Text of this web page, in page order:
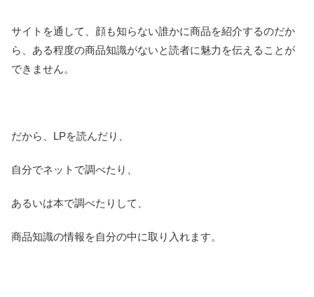
サイトを通して、顔も知らない誰かに商品を紹介するのだか
ら、ある程度の商品知識がないと読者に魅力を伝えることが
できません。
だから、LPを読んだり、
自分でネットで調べたり、
あるいは本で調べたりして、
商品知識の情報を自分の中に取り入れます。